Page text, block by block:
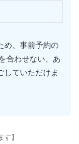
め、事前予約の
合わせない、あ
していただけま
す】